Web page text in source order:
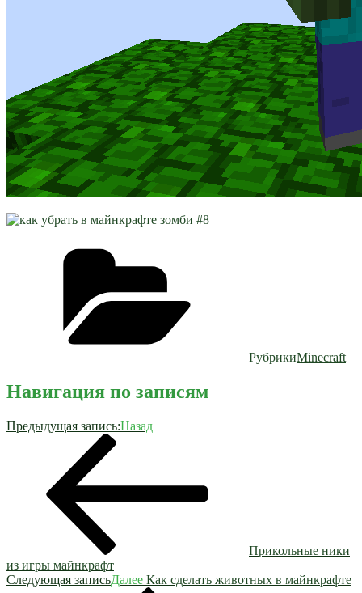
РубрикиMinecraft
Навигация по записям
Предыдущая запись:Назад
Прикольные ники
из игры майнкрафт
Следующая записьДалее Как сделать животных в майнкрафте